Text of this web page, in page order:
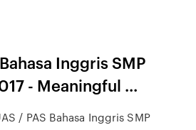
Inggris SMP
- Meaningful ...
/ PAS Bahasa Inggris SMP